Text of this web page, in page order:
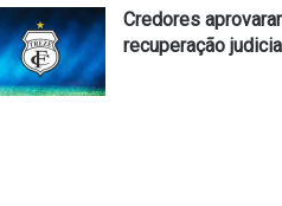
Credores
recuperação